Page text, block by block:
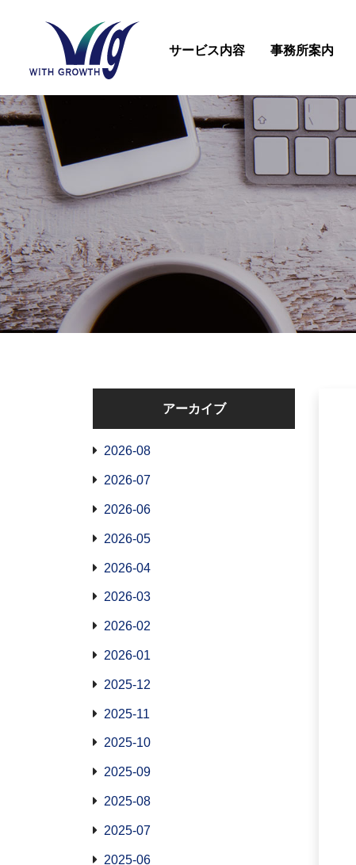
サービス内容 事務所案内
アーカイブ
2026-08
2026-07
2026-06
2026-05
2026-04
2026-03
2026-02
2026-01
2025-12
2025-11
2025-10
2025-09
2025-08
2025-07
2025-06